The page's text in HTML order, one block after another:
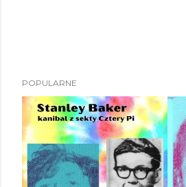
POPULARNE